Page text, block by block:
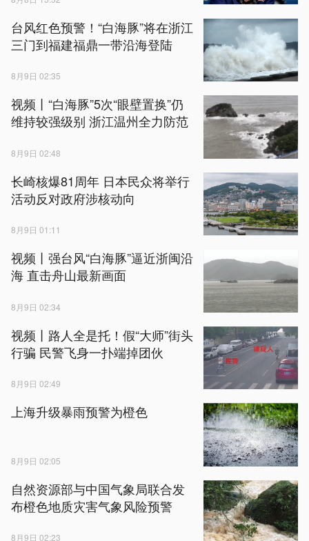
台风红色预警！“白海豚”将在浙江
三门到福建福鼎一带沿海登陆
8月9日 02:35
视频丨“白海豚”5次“眼壁置换”仍
维持较强级别 浙江温州全力防范
8月9日 02:48
长崎核爆81周年 日本民众将举行
活动反对政府涉核动向
8月9日 01:11
视频丨强台风“白海豚”逼近浙闽沿
海 直击舟山最新画面
8月9日 02:34
视频丨路人全是托！假“大师”街头
行骗 民警飞身一扑端掉团伙
8月9日 02:49
上海升级暴雨预警为橙色
8月9日 02:05
自然资源部与中国气象局联合发
布橙色地质灾害气象风险预警
8月9日 02:23